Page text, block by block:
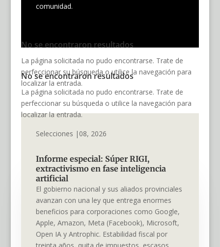
comunidad.
No se encontraron resultados
La página solicitada no pudo encontrarse. Trate de
perfeccionar su búsqueda o utilice la navegación para
localizar la entrada.
No se encontraron resultados
La página solicitada no pudo encontrarse. Trate de
perfeccionar su búsqueda o utilice la navegación para
localizar la entrada.
Selecciones |08, 2026
Informe especial: Súper RIGI,
extractivismo en fase inteligencia
artificial
El gobierno nacional y sus aliados provinciales
avanzan con una ley que entrega enormes
beneficios para corporaciones como Google,
Apple, Amazon, Meta (Facebook), Microsoft,
Open IA y Antrophic. Estabilidad fiscal por